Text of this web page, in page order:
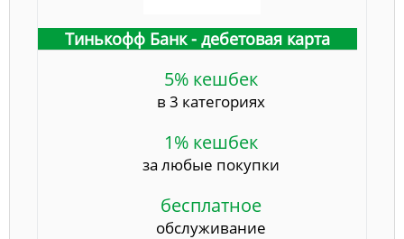
Тинькофф Банк - дебетовая карта
5% кешбек
в 3 категориях
1% кешбек
за любые покупки
бесплатное
обслуживание